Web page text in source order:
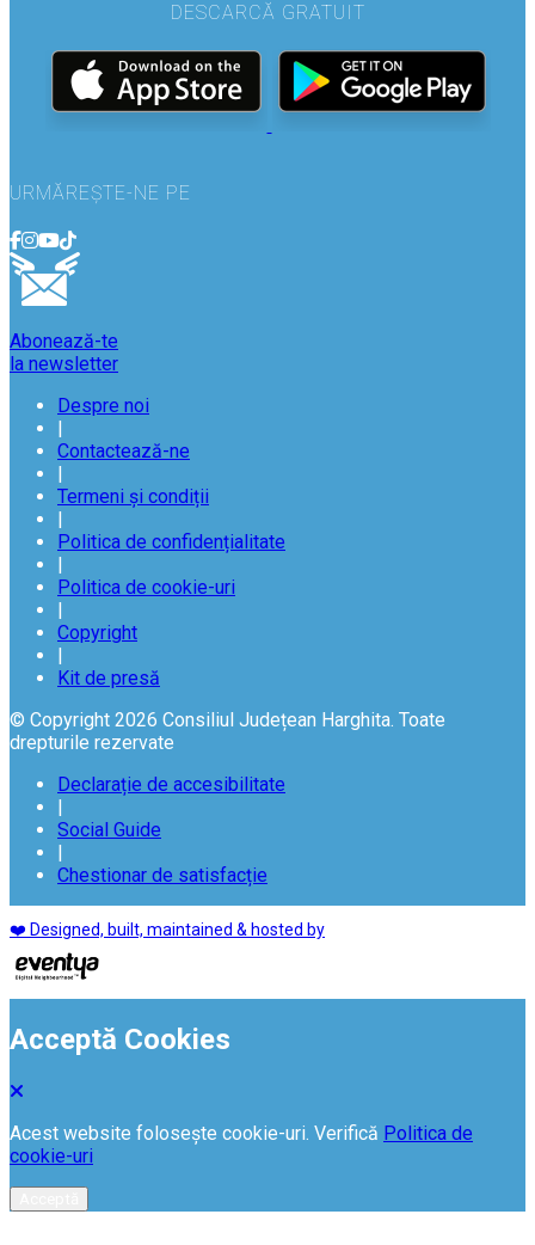
DESCARCĂ GRATUIT
URMĂREȘTE-NE PE
Abonează-te
la newsletter
Despre noi
|
Contactează-ne
|
Termeni și condiții
|
Politica de confidențialitate
|
Politica de cookie-uri
|
Copyright
|
Kit de presă
© Copyright 2026 Consiliul Județean Harghita. Toate
drepturile rezervate
Declarație de accesibilitate
|
Social Guide
|
Chestionar de satisfacție
❤️ Designed, built, maintained & hosted by
Acceptă Cookies
Acest website folosește cookie-uri. Verifică Politica de
cookie-uri